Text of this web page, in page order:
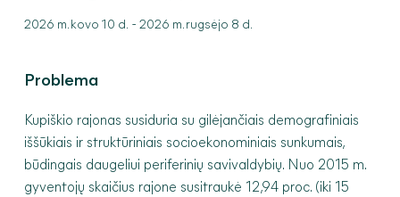
2026 m. kovo 10 d. - 2026 m. rugsėjo 8 d.
Problema
Kupiškio rajonas susiduria su gilėjančiais demografiniais
iššūkiais ir struktūriniais socioekonominiais sunkumais,
būdingais daugeliui periferinių savivaldybių. Nuo 2015 m.
gyventojų skaičius rajone susitraukė 12,94 proc. (iki 15